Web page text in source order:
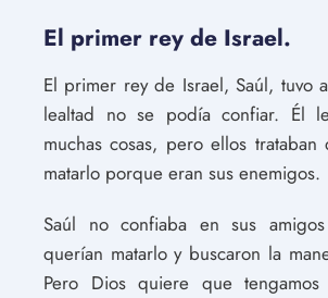
El primer rey de Israel.
El primer rey de Israel, Saúl, tuvo
lealtad no se podía confiar. Él
muchas cosas, pero ellos
matarlo porque eran sus enemigos.
Saúl no confiaba en sus
querían matarlo y buscaron la
Pero Dios quiere que tengamos